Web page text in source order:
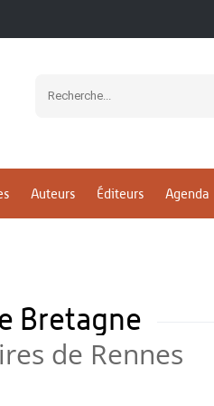
Auteurs Éditeurs Agenda
Bretagne
de Rennes